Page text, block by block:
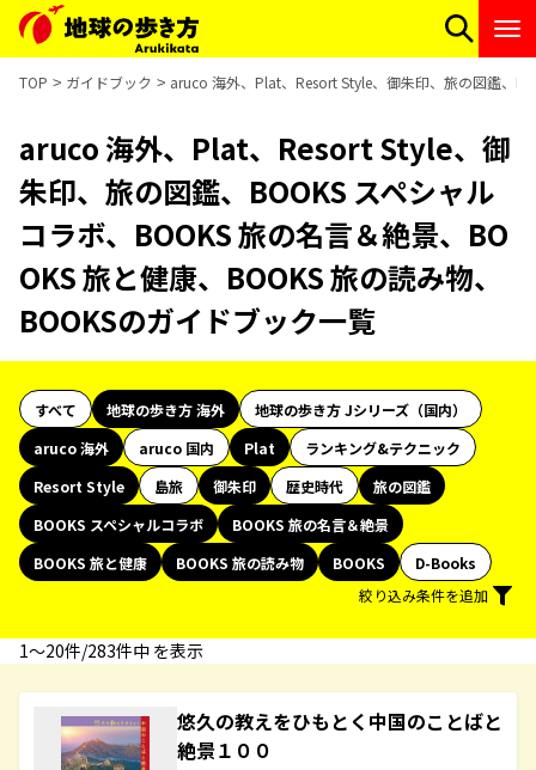
TOP ガイドブック aruco 海外、Plat、Resort Style、御朱印、旅の図鑑、
aruco 海外、Plat、Resort Style、御
朱印、旅の図鑑、BOOKS スペシャル
コラボ、BOOKS 旅の名言＆絶景、BO
OKS 旅と健康、BOOKS 旅の読み物、
BOOKSのガイドブック一覧
すべて 地球の歩き方 海外
地球の歩き方 Jシリーズ（国内）
aruco 海外
aruco 国内 Plat
ランキング&テクニック
Resort Style
島旅 御朱印 歴史時代
旅の図鑑
BOOKS スペシャルコラボ
BOOKS 旅の名言＆絶景
BOOKS 旅と健康
BOOKS 旅の読み物 BOOKS
D-Books
絞り込み条件を追加
1〜20件/283件中 を表示
悠久の教えをひもとく中国のことばと
絶景１００